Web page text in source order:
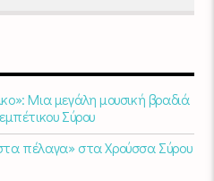
Μια μεγάλη μουσική βραδιά
Σύρου
πέλαγα» στα Χρούσσα Σύρου